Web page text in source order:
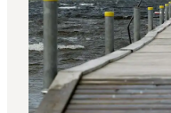
Reiseführer &
Unterkünfte
Erlebnisse